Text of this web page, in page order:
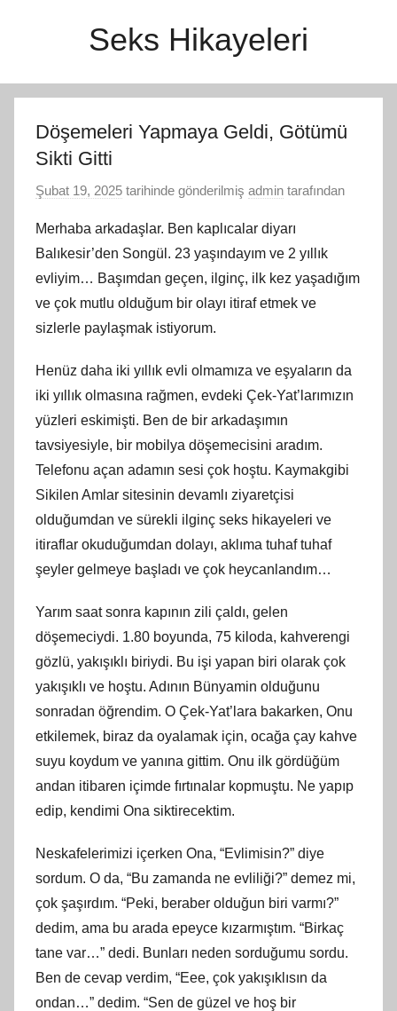
Seks Hikayeleri
Döşemeleri Yapmaya Geldi, Götümü
Sikti Gitti
Şubat 19, 2025 tarihinde gönderilmiş admin tarafından
Merhaba arkadaşlar. Ben kaplıcalar diyarı
Balıkesir’den Songül. 23 yaşındayım ve 2 yıllık
evliyim… Başımdan geçen, ilginç, ilk kez yaşadığım
ve çok mutlu olduğum bir olayı itiraf etmek ve
sizlerle paylaşmak istiyorum.
Henüz daha iki yıllık evli olmamıza ve eşyaların da
iki yıllık olmasına rağmen, evdeki Çek-Yat’larımızın
yüzleri eskimişti. Ben de bir arkadaşımın
tavsiyesiyle, bir mobilya döşemecisini aradım.
Telefonu açan adamın sesi çok hoştu. Kaymakgibi
Sikilen Amlar sitesinin devamlı ziyaretçisi
olduğumdan ve sürekli ilginç seks hikayeleri ve
itiraflar okuduğumdan dolayı, aklıma tuhaf tuhaf
şeyler gelmeye başladı ve çok heycanlandım…
Yarım saat sonra kapının zili çaldı, gelen
döşemeciydi. 1.80 boyunda, 75 kiloda, kahverengi
gözlü, yakışıklı biriydi. Bu işi yapan biri olarak çok
yakışıklı ve hoştu. Adının Bünyamin olduğunu
sonradan öğrendim. O Çek-Yat’lara bakarken, Onu
etkilemek, biraz da oyalamak için, ocağa çay kahve
suyu koydum ve yanına gittim. Onu ilk gördüğüm
andan itibaren içimde fırtınalar kopmuştu. Ne yapıp
edip, kendimi Ona siktirecektim.
Neskafelerimizi içerken Ona, “Evlimisin?” diye
sordum. O da, “Bu zamanda ne evliliği?” demez mi,
çok şaşırdım. “Peki, beraber olduğun biri varmı?”
dedim, ama bu arada epeyce kızarmıştım. “Birkaç
tane var…” dedi. Bunları neden sorduğumu sordu.
Ben de cevap verdim, “Eee, çok yakışıklısın da
ondan…” dedim. “Sen de güzel ve hoş bir